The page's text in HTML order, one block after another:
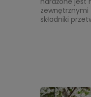
zewnętrznymi
składniki
usuwanie